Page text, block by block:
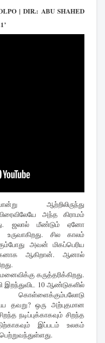
| DIR.: ABU SHAHED
ஆற்றிலிருந்து
அந்த கிராமம்
ஜலால் மீண்டும் ஏனோ
சில காலம்
அவன் மிகப்பெரிய
மகனாக ஆகிறான். ஆனால்
கருத்தரிக்கிறது.
இறந்துவிட 10 ஆண்டுகளில்
தவறு? ஒரு அற்புதமான
நடிப்புக்காகவும் சிறந்த
இப்படம் உலகம்